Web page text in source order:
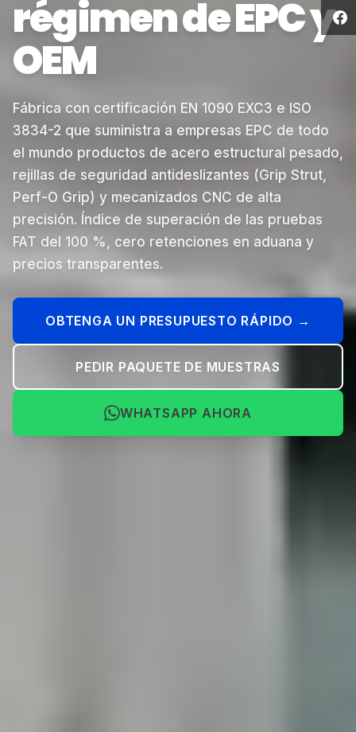
régimen de EPC y
OEM
Fábrica con certificación EN 1090 EXC3 e ISO
3834-2 que suministra a empresas EPC de todo
el mundo productos de acero estructural pesado,
rejillas de seguridad antideslizantes (Grip Strut,
Perf-O Grip) y mecanizados CNC de alta
precisión. Índice de superación de las pruebas
FAT del 100 %, cero retenciones en aduana y
precios transparentes.
OBTENGA UN PRESUPUESTO RÁPIDO →
PEDIR PAQUETE DE MUESTRAS
WHATSAPP AHORA